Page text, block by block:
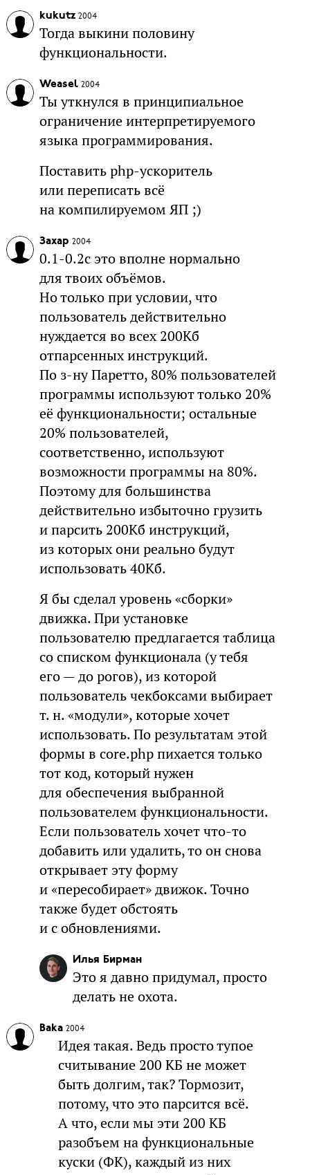
kukutz 2004
Тогда выкини половину
функциональности.
Weasel 2004
Ты уткнулся в принципиальное
ограничение интерпретируемого
языка программирования.
Поставить php-ускоритель
или переписать всё
на компилируемом ЯП ;)
Захар 2004
0.1-0.2c это вполне нормально
для твоих объёмов.
Но только при условии, что
пользователь действительно
нуждается во всех 200Кб
отпарсенных инструкций.
По з-ну Паретто, 80% пользователей
программы используют только 20%
её функциональности; остальные
20% пользователей,
соответственно, используют
возможности программы на 80%.
Поэтому для большинства
действительно избыточно грузить
и парсить 200Кб инструкций,
из которых они реально будут
использовать 40Кб.
Я бы сделал уровень «сборки»
движка. При установке
пользователю предлагается таблица
со списком функционала (у тебя
его — до рогов), из которой
пользователь чекбоксами выбирает
т. н. «модули», которые хочет
использовать. По результатам этой
формы в core.php пихается только
тот код, который нужен
для обеспечения выбранной
пользователем функциональности.
Если пользователь хочет что-то
добавить или удалить, то он снова
открывает эту форму
и «пересобирает» движок. Точно
также будет обстоять
и с обновлениями.
Илья Бирман
Это я давно придумал, просто
делать не охота.
Baka 2004
Идея такая. Ведь просто тупое
считывание 200 КБ не может
быть долгим, так? Тормозит,
потому, что это парсится всё.
А что, если мы эти 200 КБ
разобъем на функциональные
куски (ФК), каждый из них